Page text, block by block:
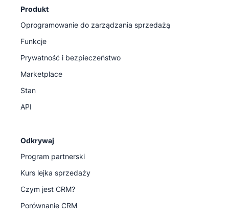
Produkt
Oprogramowanie do zarządzania sprzedażą
Funkcje
Prywatność i bezpieczeństwo
Marketplace
Stan
API
Odkrywaj
Program partnerski
Kurs lejka sprzedaży
Czym jest CRM?
Porównanie CRM